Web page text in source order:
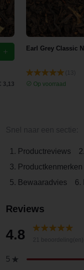
3,13
Earl Grey Classic
Op voorraad
1. Productreviews
3. Productkenmerken
5. Bewaaradvies
6.
Reviews
4.8
5